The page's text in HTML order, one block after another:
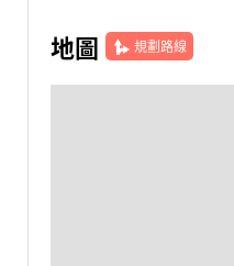
地圖 規劃路線